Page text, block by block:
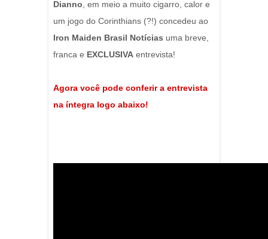
Dianno , em meio a muito cigarro, calor e
um jogo do Corinthians (?!) concedeu ao
Iron Maiden Brasil Notícias uma breve,
franca e EXCLUSIVA entrevista!
Agora você pode conferir a entrevista
na íntegra logo abaixo!